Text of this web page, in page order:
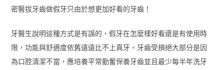
密醫拔牙齒做假牙只由於想更加好看的牙齒！
牙醫生說明這種方式是有誤的，假牙在怎麼樣好看還是有使用時
限，功能與舒適度依舊遠遠比不上真牙。牙齒受損絕大部分是因
為口腔清潔不當，應培養平常勤奮保養牙齒並且最少每半年洗牙